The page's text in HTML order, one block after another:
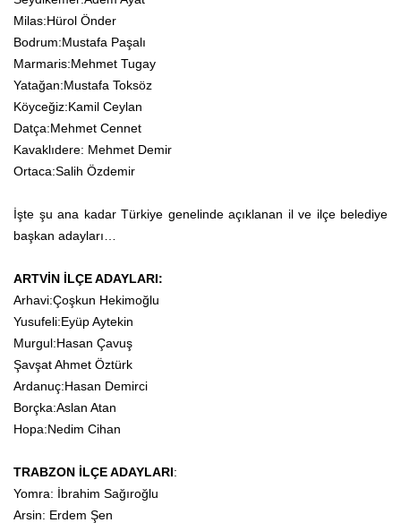
Milas:Hürol Önder
Bodrum:Mustafa Paşalı
Marmaris:Mehmet Tugay
Yatağan:Mustafa Toksöz
Köyceğiz:Kamil Ceylan
Datça:Mehmet Cennet
Kavaklıdere: Mehmet Demir
Ortaca:Salih Özdemir
İşte şu ana kadar Türkiye genelinde açıklanan il ve ilçe belediye
başkan adayları…
ARTVİN İLÇE ADAYLARI:
Arhavi:Çoşkun Hekimoğlu
Yusufeli:Eyüp Aytekin
Murgul:Hasan Çavuş
Şavşat Ahmet Öztürk
Ardanuç:Hasan Demirci
Borçka:Aslan Atan
Hopa:Nedim Cihan
TRABZON İLÇE ADAYLARI:
Yomra: İbrahim Sağıroğlu
Arsin: Erdem Şen